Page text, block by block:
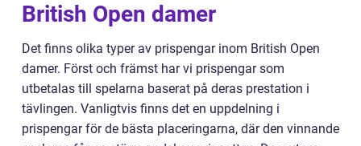
British Open damer
Det finns olika typer av prispengar inom British Open
damer. Först och främst har vi prispengar som
utbetalas till spelarna baserat på deras prestation i
tävlingen. Vanligtvis finns det en uppdelning i
prispengar för de bästa placeringarna, där den vinnande